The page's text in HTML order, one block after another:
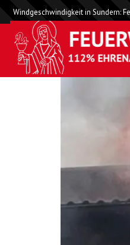
Windgeschwindigkeit in Sundern:
F 3 Y